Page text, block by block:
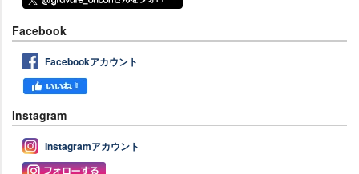
Facebook
Facebookアカウント
Instagram
Instagramアカウント